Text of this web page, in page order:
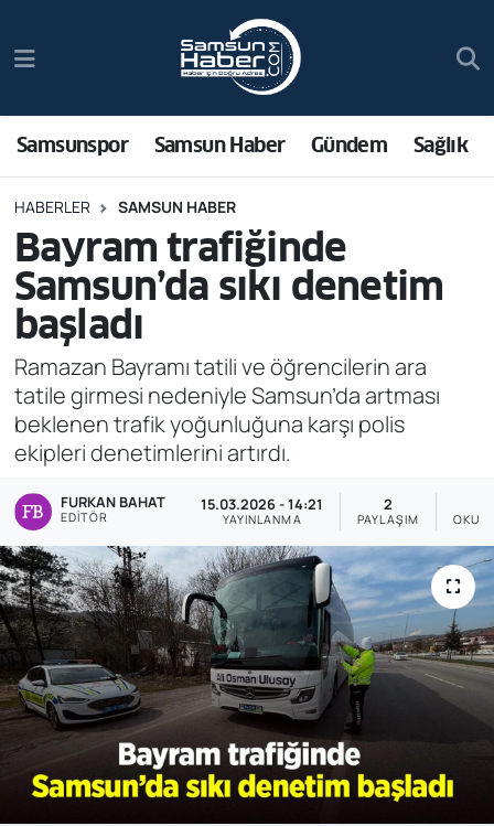
Samsunspor Samsun Haber Gündem Sağlık
HABERLER SAMSUN HABER
Bayram trafiğinde
Samsun’da sıkı denetim
başladı
Ramazan Bayramı tatili ve öğrencilerin ara
tatile girmesi nedeniyle Samsun’da artması
beklenen trafik yoğunluğuna karşı polis
ekipleri denetimlerini artırdı.
FURKAN BAHAT
EDITÖR
15.03.2026 - 14:21
YAYINLANMA
2
PAYLAŞIM
Samsun Haber
Sağlık
Asayiş
Bilim ve Teknoloji
Bölge
Dünya
Gündem
Özel Haber
POLİTİKA
Siyaset
Trafik Durumu
Süper Lig Puan Durumu ve Fikstür
Tüm Manşetler
Son Dakika Haberleri
Haber Arşivi